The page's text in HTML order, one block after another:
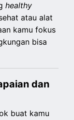
healthy
atau alat
kamu fokus
bisa
dan
buat kamu